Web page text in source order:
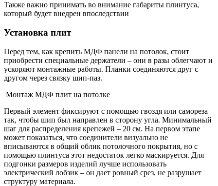
Также важно принимать во внимание габариты плинтуса,
который будет внедрен впоследствии
Установка плит
Перед тем, как крепить МДФ панели на потолок, стоит
приобрести специальные держатели – они в разы облегчают и
ускоряют монтажные работы. Планки соединяются друг с
другом через связку шип-паз.
Монтаж МДФ плит на потолке
Первый элемент фиксируют с помощью гвоздя или самореза
так, чтобы шип был направлен в сторону угла. Минимальный
шаг для распределения крепежей – 20 см. На первом этапе
может показаться, что соединители визуально не
вписываются в общий облик потолочного покрытия, но с
помощью плинтуса этот недостаток легко маскируется. Для
подгонки размеров изделий лучше использовать
электрический лобзик – он дает ровный срез, не разрушает
структуру материала.